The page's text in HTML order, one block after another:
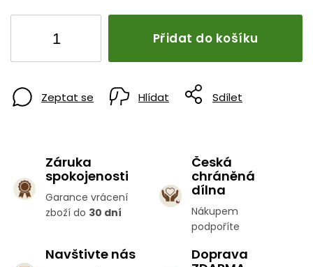
Přidat do košíku
Zeptat se Hlídat Sdílet
Záruka
spokojenosti
Garance vrácení
zboží do 30 dní
Česká
chráněná
dílna
Nákupem
podpoříte
Navštivte nás
Doprava